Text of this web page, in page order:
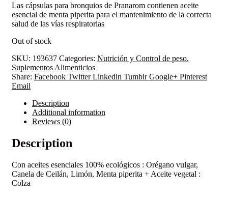
Las cápsulas para bronquios de Pranarom contienen aceite
esencial de menta piperita para el mantenimiento de la correcta
salud de las vías respiratorias
Out of stock
SKU: 193637 Categories: Nutrición y Control de peso,
Suplementos Alimenticios
Share: Facebook Twitter Linkedin Tumblr Google+ Pinterest
Email
Description
Additional information
Reviews (0)
Description
Con aceites esenciales 100% ecológicos : Orégano vulgar,
Canela de Ceilán, Limón, Menta piperita + Aceite vegetal :
Colza